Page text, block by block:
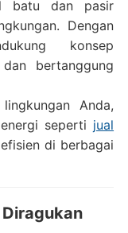
batu dan pasir
Dengan
konsep
bertanggung
Anda,
seperti jual
di berbagai